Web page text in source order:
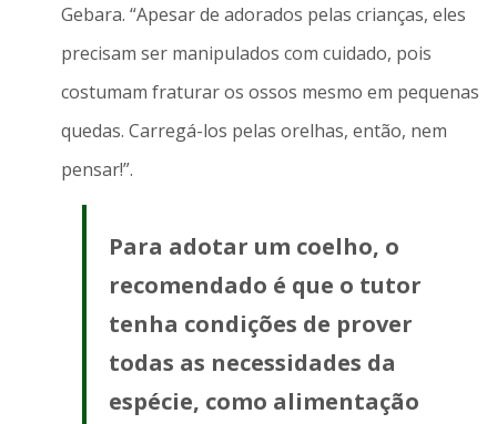
Gebara. “Apesar de adorados pelas crianças, eles
precisam ser manipulados com cuidado, pois
costumam fraturar os ossos mesmo em pequenas
quedas. Carregá-los pelas orelhas, então, nem
pensar!”.
Para adotar um coelho, o
recomendado é que o tutor
tenha condições de prover
todas as necessidades da
espécie, como alimentação